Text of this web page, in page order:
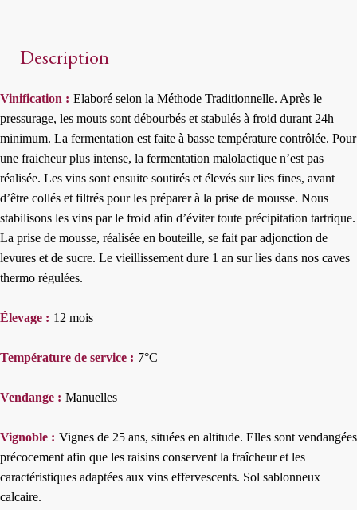
Description
Vinification : Elaboré selon la Méthode Traditionnelle. Après le
pressurage, les mouts sont débourbés et stabulés à froid durant 24h
minimum. La fermentation est faite à basse température contrôlée. Pour
une fraicheur plus intense, la fermentation malolactique n’est pas
réalisée. Les vins sont ensuite soutirés et élevés sur lies fines, avant
d’être collés et filtrés pour les préparer à la prise de mousse. Nous
stabilisons les vins par le froid afin d’éviter toute précipitation tartrique.
La prise de mousse, réalisée en bouteille, se fait par adjonction de
levures et de sucre. Le vieillissement dure 1 an sur lies dans nos caves
thermo régulées.
Élevage : 12 mois
Température de service : 7°C
Vendange : Manuelles
Vignoble : Vignes de 25 ans, situées en altitude. Elles sont vendangées
précocement afin que les raisins conservent la fraîcheur et les
caractéristiques adaptées aux vins effervescents. Sol sablonneux
calcaire.